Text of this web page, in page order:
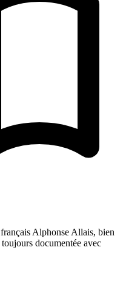
Alphonse Allais, bien
documentée avec